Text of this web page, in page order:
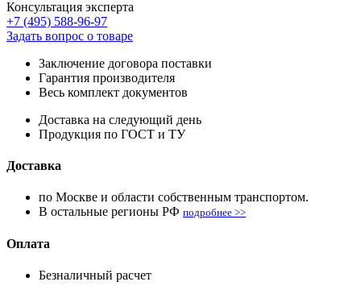
Консультация эксперта
+7 (495) 588-96-97
Задать вопрос о товаре
Заключение договора поставки
Гарантия производителя
Весь комплект документов
Доставка на следующий день
Продукция по ГОСТ и ТУ
Доставка
по Москве и области собственным транспортом.
В остальные регионы РФ подробнее >>
Оплата
Безналичный расчет